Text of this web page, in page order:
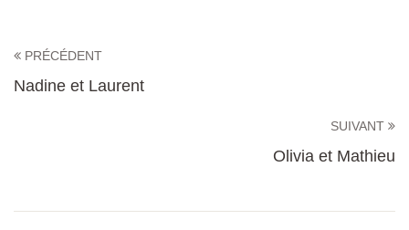
PRÉCÉDENT
Nadine et Laurent
SUIVANT
Olivia et Mathieu